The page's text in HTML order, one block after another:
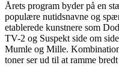
Årets program byder på en
populære nutidsnavne og
etablerede kunstnere som
TV-2 og Suspekt side om
Mumle og Mille.
toner ser ud til at ramme